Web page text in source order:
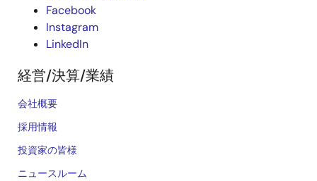
Facebook
Instagram
LinkedIn
経営/決算/業績
会社概要
採用情報
投資家の皆様
ニュースルーム